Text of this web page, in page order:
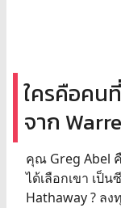
ใครคือคน
จาก
คุณ Greg Abel
ได้เลือกเขา เป็
Hathaway ? ล